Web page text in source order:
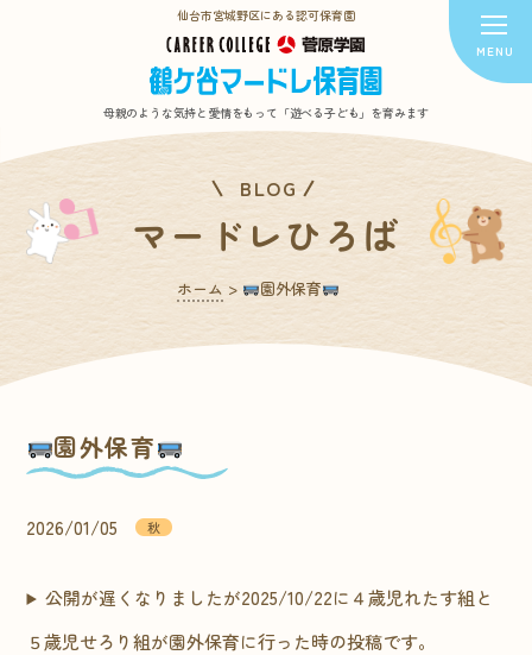
仙台市宮城野区にある認可保育園
母親のような気持と愛情をもって 「遊べる子ども」を育みます
BLOG
マードレひろば
ホーム > 園外保育
園外保育
2026/01/05 秋
公開が遅くなりましたが2025/10/22に４歳児れたす組と
５歳児せろり組が園外保育に行った時の投稿です。